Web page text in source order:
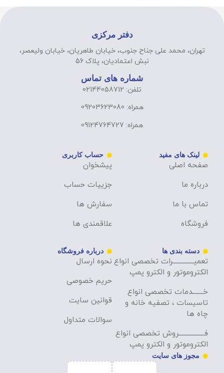
دفتر مرکزی
تهران، محمد علی جناح جنوب، خیابان طاهریان، خیابان ولیعصر،
نبش اعتمادیان، پلاک 56
شماره های تماس
تلفن: 02144058712
همراه: 09203623080
همراه: 09124764727
لینک های مفید
صفحه اصلی
درباره ما
تماس با ما
فروشگاه
حساب کاربری
پیشخوان
جزییات حساب
سفارش ها
علاقمندی ها
دسته بندی ها
تعمیــــــــــــــرات تخصصی انواع
الکتروموتور و الکترو پمپ
خـــــــدمات تخصصی انواع
تاسیسات ، تصفیه خانه و
چاه ها
فـــــــــــــــــروش تخصصی انواع
الکتروموتور و الکترو پمپ
درباره فروشگاه
نحوه ارسال
حریم خصوصی
قوانین سایت
سوالات متداول
مجوز های سایت